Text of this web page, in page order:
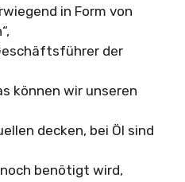
in Form von
der
können wir unseren
decken, bei Öl sind
benötigt wird,